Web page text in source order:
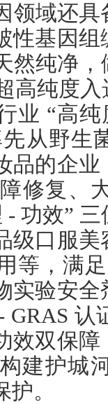
领域还
性基因
然纯净
高纯度
业 “高
从野生
品的企
修复、
功效”
级口服
等，满
实验安
GRAS
效双保
建护城
。